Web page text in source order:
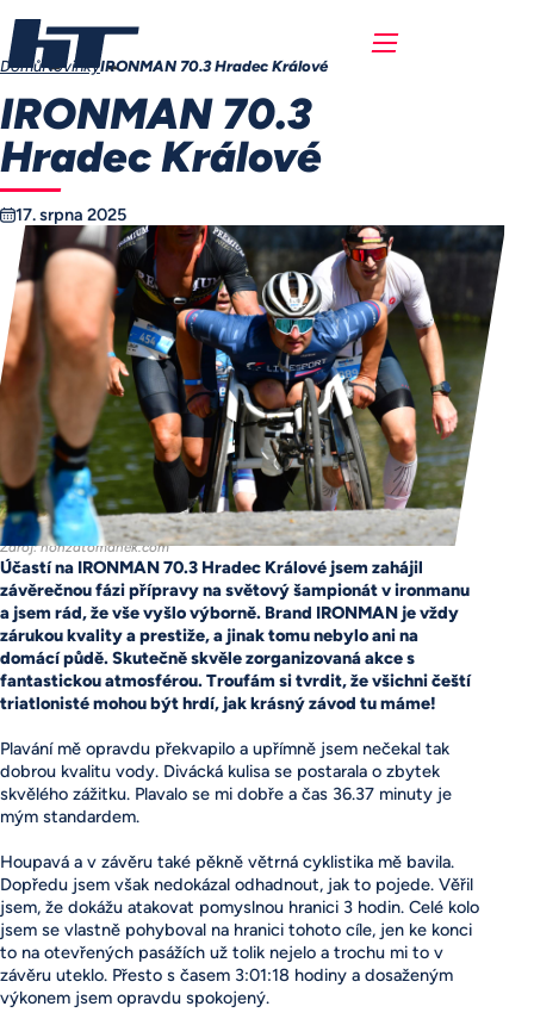
DomůNovinkyIRONMAN 70.3 Hradec Králové
IRONMAN 70.3
Hradec Králové
17. srpna 2025
Zdroj: honzatomanek.com
Účastí na IRONMAN 70.3 Hradec Králové jsem zahájil
závěrečnou fázi přípravy na světový šampionát v ironmanu
a jsem rád, že vše vyšlo výborně. Brand IRONMAN je vždy
zárukou kvality a prestiže, a jinak tomu nebylo ani na
domácí půdě. Skutečně skvěle zorganizovaná akce s
fantastickou atmosférou. Troufám si tvrdit, že všichni čeští
triatlonisté mohou být hrdí, jak krásný závod tu máme!
Plavání mě opravdu překvapilo a upřímně jsem nečekal tak
dobrou kvalitu vody. Divácká kulisa se postarala o zbytek
skvělého zážitku. Plavalo se mi dobře a čas 36.37 minuty je
mým standardem.
Houpavá a v závěru také pěkně větrná cyklistika mě bavila.
Dopředu jsem však nedokázal odhadnout, jak to pojede. Věřil
jsem, že dokážu atakovat pomyslnou hranici 3 hodin. Celé kolo
jsem se vlastně pohyboval na hranici tohoto cíle, jen ke konci
to na otevřených pasážích už tolik nejelo a trochu mi to v
závěru uteklo. Přesto s časem 3:01:18 hodiny a dosaženým
výkonem jsem opravdu spokojený.